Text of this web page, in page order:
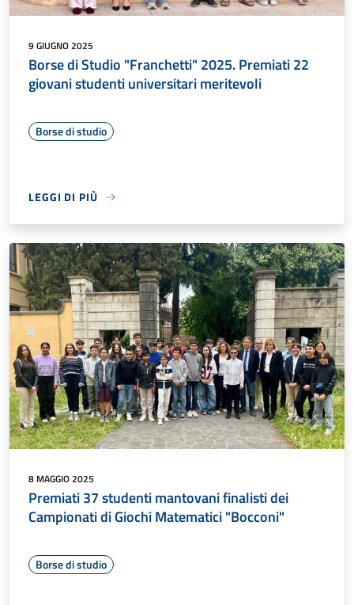
9 GIUGNO 2025
Borse di Studio "Franchetti" 2025. Premiati 22
giovani studenti universitari meritevoli
Borse di studio
LEGGI DI PIÙ
8 MAGGIO 2025
Premiati 37 studenti mantovani finalisti dei
Campionati di Giochi Matematici "Bocconi"
Borse di studio